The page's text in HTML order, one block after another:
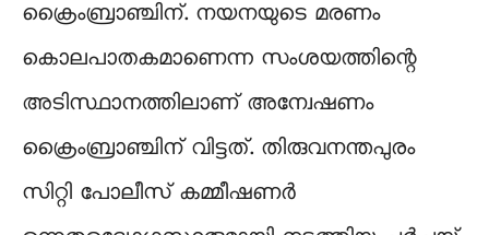
ക്രൈംബ്രാഞ്ചിന്. നയനയുടെ മരണം
കൊലപാതകമാണെന്ന സംശയത്തിന്റെ
അടിസ്ഥാനത്തിലാണ് അന്വേഷണം
ക്രൈംബ്രാഞ്ചിന് വിട്ടത്. തിരുവനന്തപുരം
സിറ്റി പോലീസ് കമ്മീഷണർ